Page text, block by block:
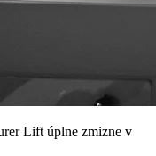
Lift úplne zmizne v